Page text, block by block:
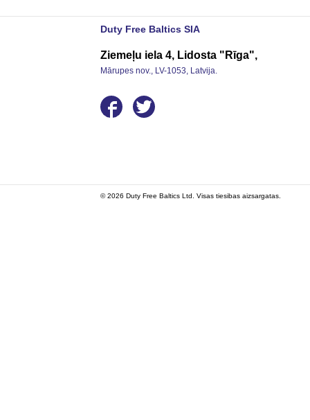
Duty Free Baltics SIA
Ziemeļu iela 4, Lidosta "Rīga",
Mārupes nov., LV-1053, Latvija.
© 2026 Duty Free Baltics Ltd. Visas tiesibas aizsargatas.